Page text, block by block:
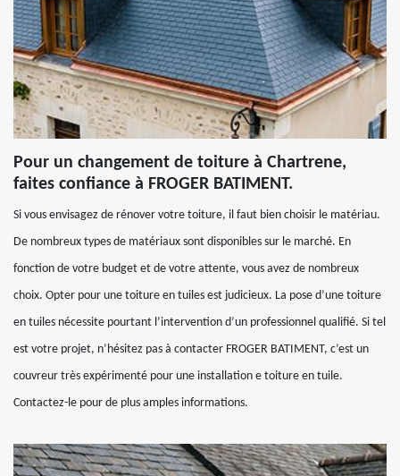
Pour un changement de toiture à Chartrene,
faites confiance à FROGER BATIMENT.
Si vous envisagez de rénover votre toiture, il faut bien choisir le matériau.
De nombreux types de matériaux sont disponibles sur le marché. En
fonction de votre budget et de votre attente, vous avez de nombreux
choix. Opter pour une toiture en tuiles est judicieux. La pose d’une toiture
en tuiles nécessite pourtant l’intervention d’un professionnel qualifié. Si tel
est votre projet, n’hésitez pas à contacter FROGER BATIMENT, c’est un
couvreur très expérimenté pour une installation e toiture en tuile.
Contactez-le pour de plus amples informations.